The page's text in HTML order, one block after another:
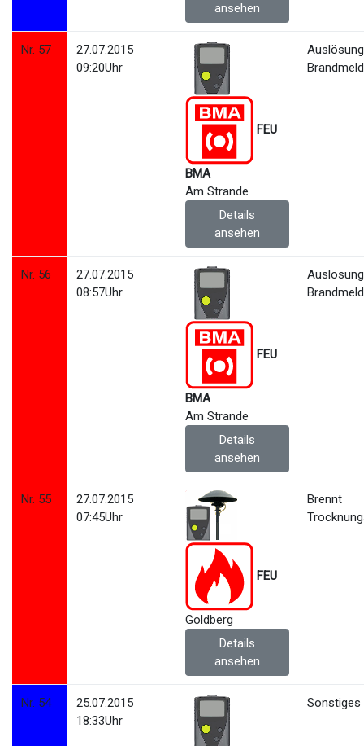
ansehen
Nr. 57
27.07.2015
09:20Uhr
FEU
BMA
Am Strande
Details
ansehen
Auslösung
Nr. 56
27.07.2015
08:57Uhr
FEU
BMA
Am Strande
Details
ansehen
Auslösung
Nr. 55
27.07.2015
07:45Uhr
FEU
Goldberg
Details
ansehen
Brennt
Nr. 54
25.07.2015
18:33Uhr
Sonstiges